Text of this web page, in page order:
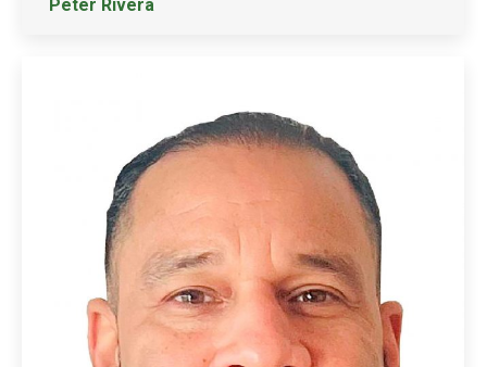
Peter Rivera